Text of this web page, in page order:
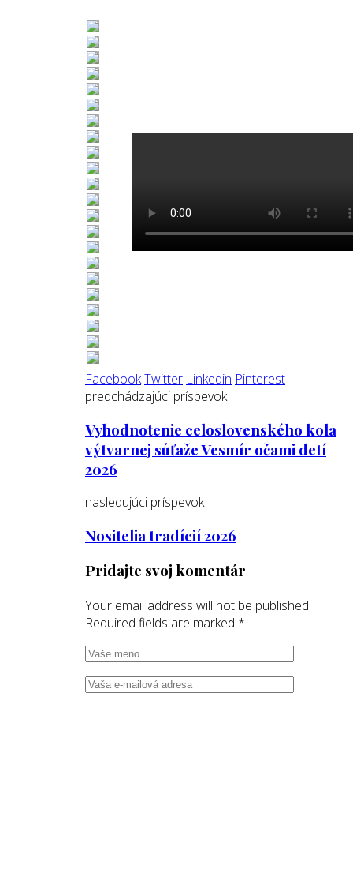
FacebookTwitter Linkedin Pinterest
predchádzajúci príspevok
Vyhodnotenie celoslovenského kola
výtvarnej súťaže Vesmír očami detí
2026
nasledujúci príspevok
Nositelia tradícií 2026
Pridajte svoj komentár
Your email address will not be published.
Required fields are marked *